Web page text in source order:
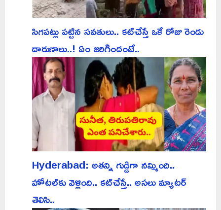
సిగపట్లు పట్టిన సవతులు.. కట్‌చేస్తే ఒకే రోజు రెండు
దారుణాలు..! ఏం జరిగిందంటే..
Hyderabad: అతన్ని గుడ్డిగా నమ్మింది..
హోటల్‌కు వెళ్లింది.. కట్‌చేస్తే.. అసలు మ్యాటర్
తెలిసి..